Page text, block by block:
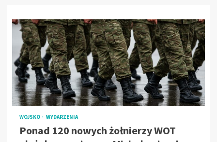
WOJSKO WYDARZENIA
Ponad 120 nowych żołnierzy WOT